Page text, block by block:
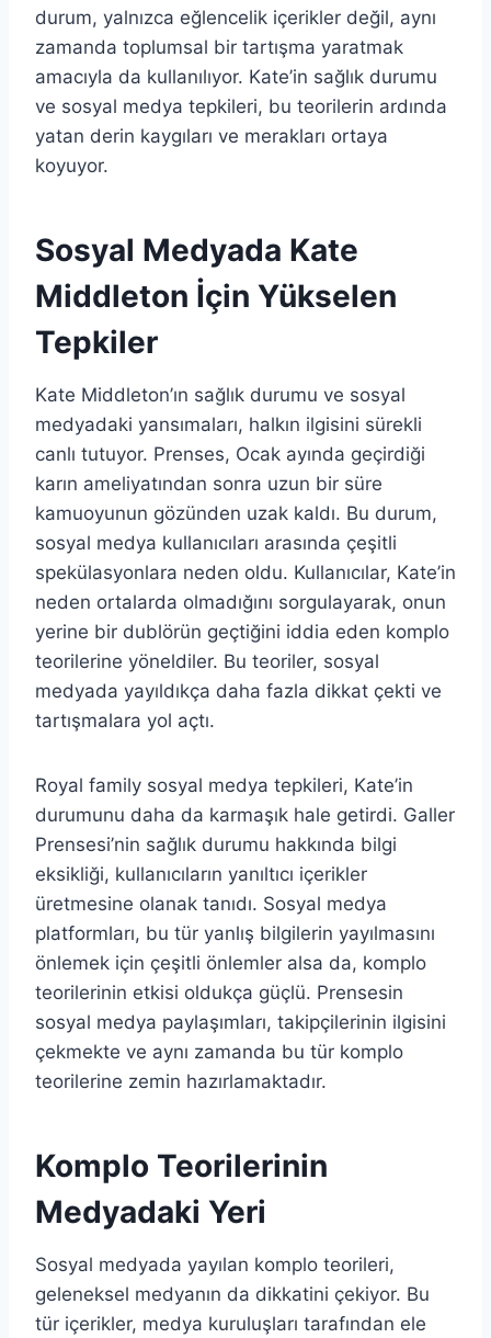
durum, yalnızca eğlencelik içerikler değil, aynı
zamanda toplumsal bir tartışma yaratmak
amacıyla da kullanılıyor. Kate’in sağlık durumu
ve sosyal medya tepkileri, bu teorilerin ardında
yatan derin kaygıları ve merakları ortaya
koyuyor.
Sosyal Medyada Kate
Middleton İçin Yükselen
Tepkiler
Kate Middleton’ın sağlık durumu ve sosyal
medyadaki yansımaları, halkın ilgisini sürekli
canlı tutuyor. Prenses, Ocak ayında geçirdiği
karın ameliyatından sonra uzun bir süre
kamuoyunun gözünden uzak kaldı. Bu durum,
sosyal medya kullanıcıları arasında çeşitli
spekülasyonlara neden oldu. Kullanıcılar, Kate’in
neden ortalarda olmadığını sorgulayarak, onun
yerine bir dublörün geçtiğini iddia eden komplo
teorilerine yöneldiler. Bu teoriler, sosyal
medyada yayıldıkça daha fazla dikkat çekti ve
tartışmalara yol açtı.
Royal family sosyal medya tepkileri, Kate’in
durumunu daha da karmaşık hale getirdi. Galler
Prensesi’nin sağlık durumu hakkında bilgi
eksikliği, kullanıcıların yanıltıcı içerikler
üretmesine olanak tanıdı. Sosyal medya
platformları, bu tür yanlış bilgilerin yayılmasını
önlemek için çeşitli önlemler alsa da, komplo
teorilerinin etkisi oldukça güçlü. Prensesin
sosyal medya paylaşımları, takipçilerinin ilgisini
çekmekte ve aynı zamanda bu tür komplo
teorilerine zemin hazırlamaktadır.
Komplo Teorilerinin
Medyadaki Yeri
Sosyal medyada yayılan komplo teorileri,
geleneksel medyanın da dikkatini çekiyor. Bu
tür içerikler, medya kuruluşları tarafından ele